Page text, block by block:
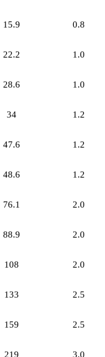
15.9 0.8
22.2 1.0
28.6 1.0
34 1.2
47.6 1.2
48.6 1.2
76.1 2.0
88.9 2.0
108 2.0
133 2.5
159 2.5
219 3.0